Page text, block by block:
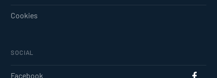
Cookies
SOCIAL
Facebook